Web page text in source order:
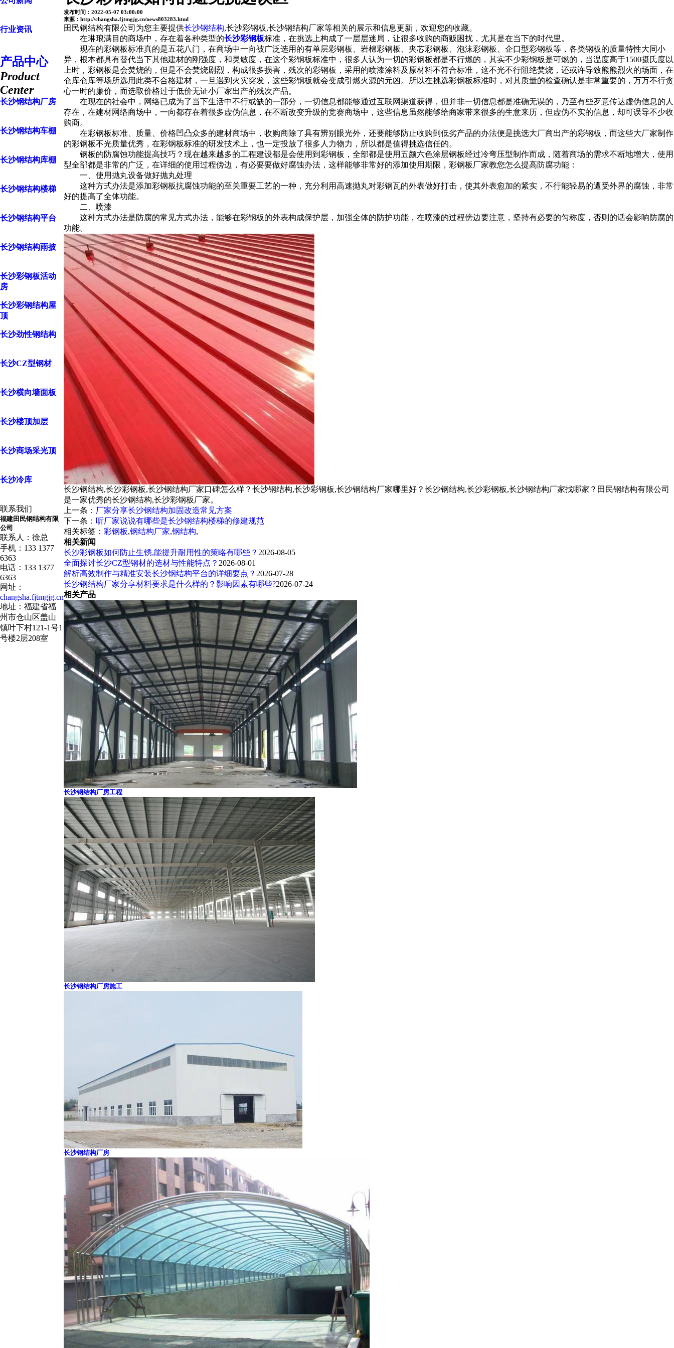
行业资讯
产品中心
Product
Center
长沙钢结构厂房
长沙钢结构车棚
长沙钢结构库棚
长沙钢结构楼梯
长沙钢结构平台
长沙钢结构雨披
长沙彩钢板活动
房
长沙彩钢结构屋
顶
长沙劲性钢结构
长沙CZ型钢材
长沙横向墙面板
长沙楼顶加层
长沙商场采光顶
长沙冷库
联系我们
福建田民钢结构有限
公司
联系人：徐总
手机：133 1377
6363
电话：133 1377
6363
网址：
changsha.fjtmgjg.cn
地址：福建省福
州市仓山区盖山
镇叶下村121-1号1
号楼2层208室
发布时间：2022-05-07 03:00:00
来源：http://changsha.fjtmgjg.cn/news803283.html
田民钢结构有限公司为您主要提供长沙钢结构,长沙彩钢板,长沙钢结构厂家等相关的展示和信息更新，欢迎您的收藏。
在琳琅满目的商场中，存在着各种类型的长沙彩钢板标准，在挑选上构成了一层层迷局，让很多收购的商贩困扰，尤其是在当下的时代里。
现在的彩钢板标准真的是五花八门，在商场中一向被广泛选用的有单层彩钢板、岩棉彩钢板、夹芯彩钢板、泡沫彩钢板、企口型彩钢板等，各类钢板的质量特性大同小
异，根本都具有替代当下其他建材的刚强度，和灵敏度，在这个彩钢板标准中，很多人认为一切的彩钢板都是不行燃的，其实不少彩钢板是可燃的，当温度高于1500摄氏度以
上时，彩钢板是会焚烧的，但是不会焚烧剧烈，构成很多损害，残次的彩钢板，采用的喷漆涂料及原材料不符合标准，这不光不行阻绝焚烧，还或许导致熊熊烈火的场面，在
仓库仓库等场所选用此类不合格建材，一旦遇到火灾突发，这些彩钢板就会变成引燃火源的元凶。所以在挑选彩钢板标准时，对其质量的检查确认是非常重要的，万万不行贪
心一时的廉价，而选取价格过于低价无证小厂家出产的残次产品。
在现在的社会中，网络已成为了当下生活中不行或缺的一部分，一切信息都能够通过互联网渠道获得，但并非一切信息都是准确无误的，乃至有些歹意传达虚伪信息的人
存在，在建材网络商场中，一向都存在着很多虚伪信息，在不断改变升级的竞赛商场中，这些信息虽然能够给商家带来很多的生意来历，但虚伪不实的信息，却可误导不少收
购商。
在彩钢板标准、质量、价格凹凸众多的建材商场中，收购商除了具有辨别眼光外，还要能够防止收购到低劣产品的办法便是挑选大厂商出产的彩钢板，而这些大厂家制作
的彩钢板不光质量优秀，在彩钢板标准的研发技术上，也一定投放了很多人力物力，所以都是值得挑选信任的。
钢板的防腐蚀功能提高技巧？现在越来越多的工程建设都是会使用到彩钢板，全部都是使用五颜六色涂层钢板经过冷弯压型制作而成，随着商场的需求不断地增大，使用
型全部都是非常的广泛，在详细的使用过程傍边，有必要要做好腐蚀办法，这样能够非常好的添加使用期限，彩钢板厂家教您怎么提高防腐功能：
一、使用抛丸设备做好抛丸处理
这种方式办法是添加彩钢板抗腐蚀功能的至关重要工艺的一种，充分利用高速抛丸对彩钢瓦的外表做好打击，使其外表愈加的紧实，不行能轻易的遭受外界的腐蚀，非常
好的提高了全体功能。
二、喷漆
这种方式办法是防腐的常见方式办法，能够在彩钢板的外表构成保护层，加强全体的防护功能，在喷漆的过程傍边要注意，坚持有必要的匀称度，否则的话会影响防腐的
功能。
长沙钢结构,长沙彩钢板,长沙钢结构厂家口碑怎么样？长沙钢结构,长沙彩钢板,长沙钢结构厂家哪里好？长沙钢结构,长沙彩钢板,长沙钢结构厂家找哪家？田民钢结构有限公司
是一家优秀的长沙钢结构,长沙彩钢板厂家。
上一条： 厂家分享长沙钢结构加固改造常见方案
下一条： 听厂家说说有哪些是长沙钢结构楼梯的修建规范
相关标签： 彩钢板,钢结构厂家,钢结构,
相关新闻
长沙彩钢板如何防止生锈,能提升耐用性的策略有哪些？ 2026-08-05
全面探讨长沙CZ型钢材的选材与性能特点？ 2026-08-01
解析高效制作与精准安装长沙钢结构平台的详细要点？ 2026-07-28
长沙钢结构厂家分享材料要求是什么样的？影响因素有哪些?2026-07-24
相关产品
长沙钢结构厂房工程
长沙钢结构厂房施工
长沙钢结构厂房